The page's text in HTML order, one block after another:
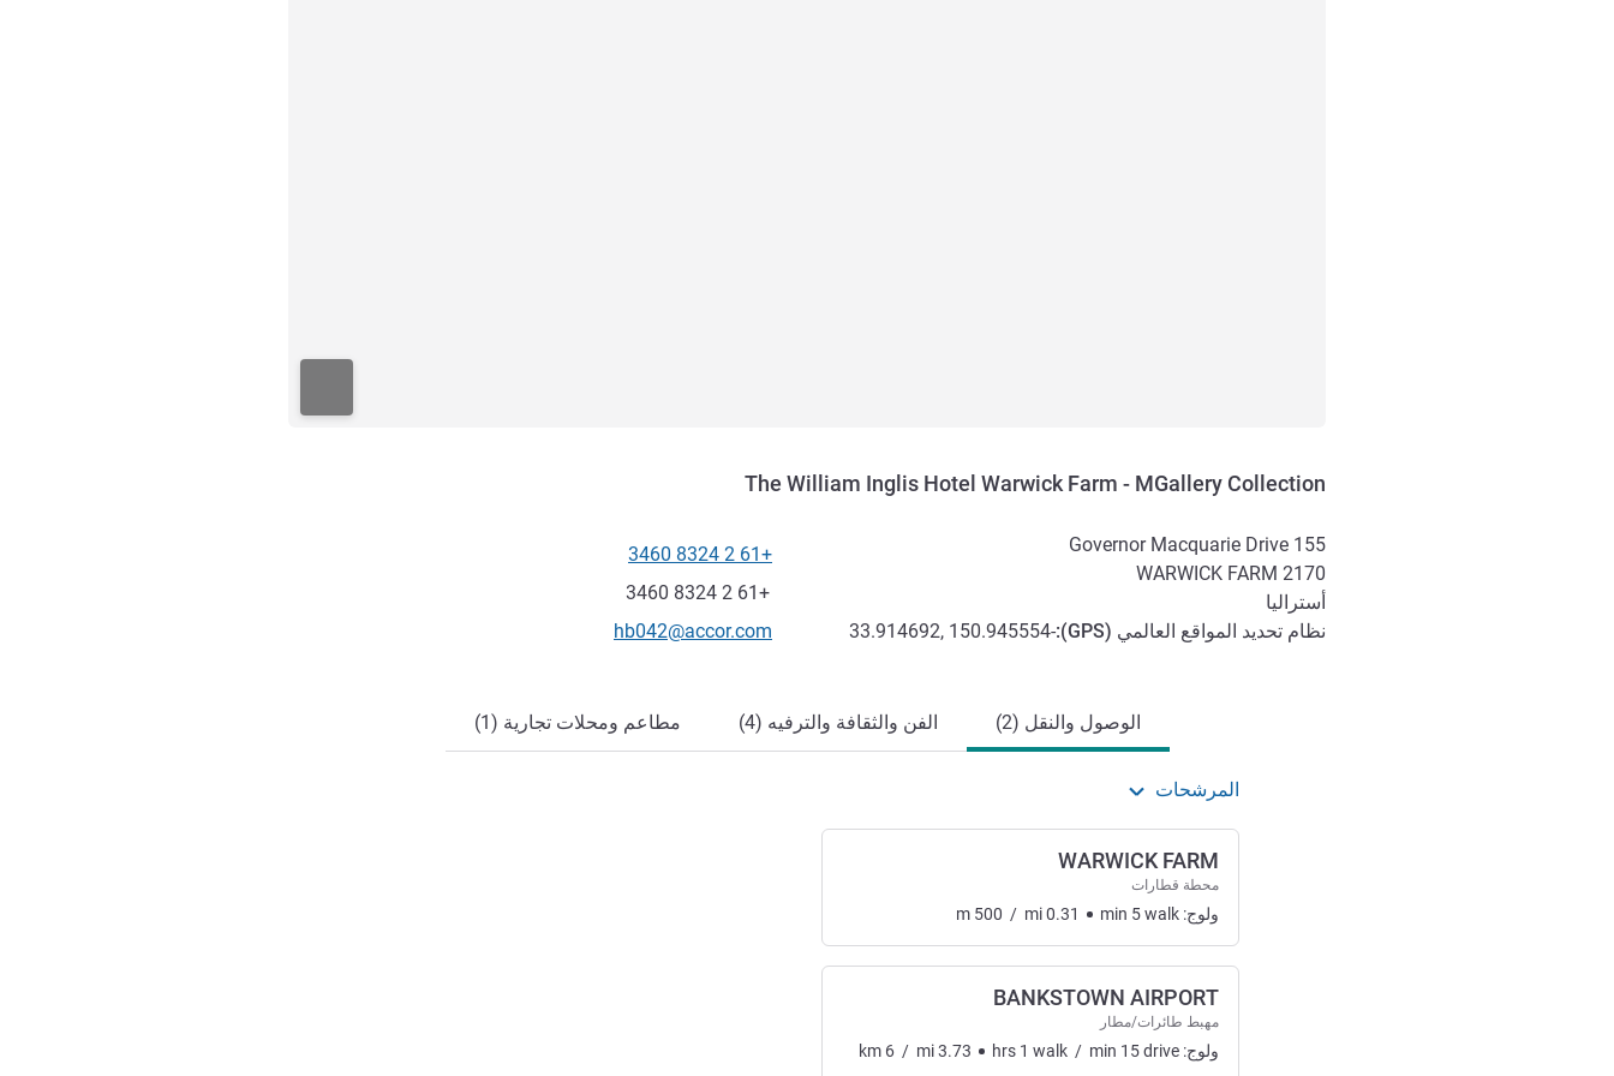
The William Inglis Hotel Warwick Farm - MGallery Collection
155 Governor Macquarie Drive
2170
WARWICK FARM
أستراليا
نظام تحديد المواقع العالمي (GPS
):
-33.914692, 150.945554
الهاتف
+61 2 8324 3460
فاكس
+61 2 8324 3460
تواصل معنا عبر البريد الإلكتروني
hb042@accor.com
الوصول والنقل (2) الفن والثقافة والترفيه (4) مطاعم ومحلات تجارية (1)
المرشحات
WARWICK FARM
محطة قطارات
ولوج: m 500 / mi0.31 min 5walk
BANKSTOWN AIRPORT
مهبط طائرات/مطار
ولوج: km 6 / mi3.73 hrs 1 walk / min 15drive